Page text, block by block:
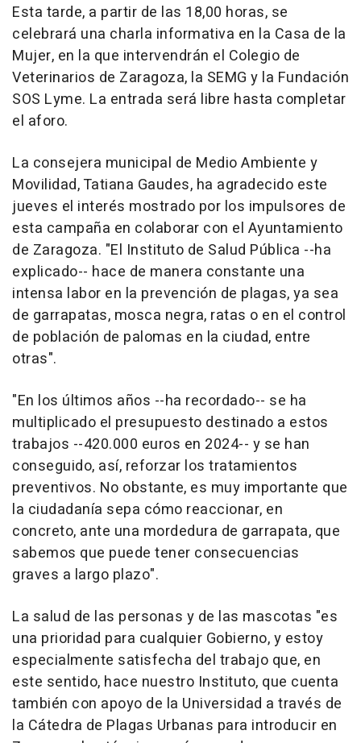
Esta tarde, a partir de las 18,00 horas, se
celebrará una charla informativa en la Casa de la
Mujer, en la que intervendrán el Colegio de
Veterinarios de Zaragoza, la SEMG y la Fundación
SOS Lyme. La entrada será libre hasta completar
el aforo.
La consejera municipal de Medio Ambiente y
Movilidad, Tatiana Gaudes, ha agradecido este
jueves el interés mostrado por los impulsores de
esta campaña en colaborar con el Ayuntamiento
de Zaragoza. "El Instituto de Salud Pública --ha
explicado-- hace de manera constante una
intensa labor en la prevención de plagas, ya sea
de garrapatas, mosca negra, ratas o en el control
de población de palomas en la ciudad, entre
otras".
"En los últimos años --ha recordado-- se ha
multiplicado el presupuesto destinado a estos
trabajos --420.000 euros en 2024-- y se han
conseguido, así, reforzar los tratamientos
preventivos. No obstante, es muy importante que
la ciudadanía sepa cómo reaccionar, en
concreto, ante una mordedura de garrapata, que
sabemos que puede tener consecuencias
graves a largo plazo".
La salud de las personas y de las mascotas "es
una prioridad para cualquier Gobierno, y estoy
especialmente satisfecha del trabajo que, en
este sentido, hace nuestro Instituto, que cuenta
también con apoyo de la Universidad a través de
la Cátedra de Plagas Urbanas para introducir en